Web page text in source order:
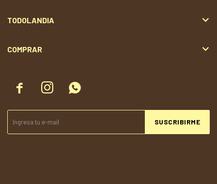
  
SUSCRIBIRME
TODOLANDIA
COMPRAR